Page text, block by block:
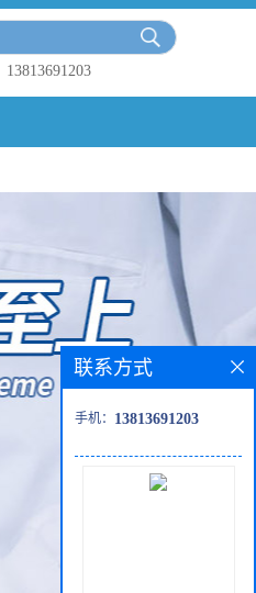
13813691203
联系方式
手机： 13813691203